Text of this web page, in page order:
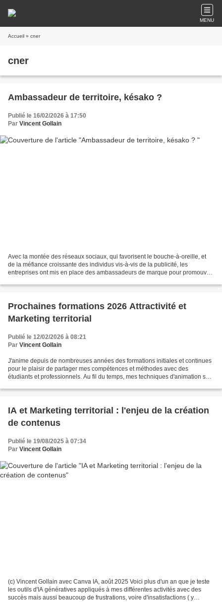
MENU
Accueil » cner
cner
Ambassadeur de territoire, késako ?
Publié le 16/02/2026 à 17:50
Par Vincent Gollain
Avec la montée des réseaux sociaux, qui favorisent le bouche-à-oreille, et
de la méfiance croissante des individus vis-à-vis de la publicité, les
entreprises ont mis en place des ambassadeurs de marque pour promouvoir
Prochaines formations 2026 Attractivité et
Marketing territorial
Publié le 12/02/2026 à 08:21
Par Vincent Gollain
J'anime depuis de nombreuses années des formations initiales et continues
pour le plaisir de partager mes compétences et méthodes avec des
étudiants et professionnels. Au fil du temps, mes techniques d'animation se
IA et Marketing territorial : l'enjeu de la création
de contenus
Publié le 19/08/2025 à 07:34
Par Vincent Gollain
(c) Vincent Gollain avec Canva IA, août 2025 Voici plus d'un an que je teste
les outils d'IA génératives appliqués à mes différentes activités avec des
succès mais aussi beaucoup de frustrations, voire d'insatisfactions ( y